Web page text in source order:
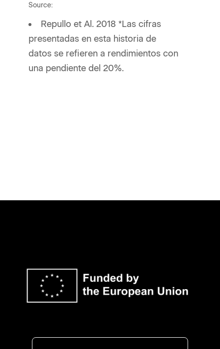
Source:
Repullo et Al. 2018 *Las cifras
presentadas en esta historia de
datos se refieren a rendimientos con
una pendiente del 20%.